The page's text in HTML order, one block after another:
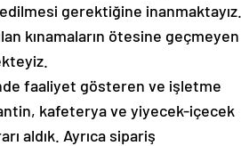
gerektiğine inanmaktayız.
kınamaların ötesine geçmeyen
faaliyet gösteren ve işletme
kafeterya ve yiyecek-içecek
aldık. Ayrıca sipariş